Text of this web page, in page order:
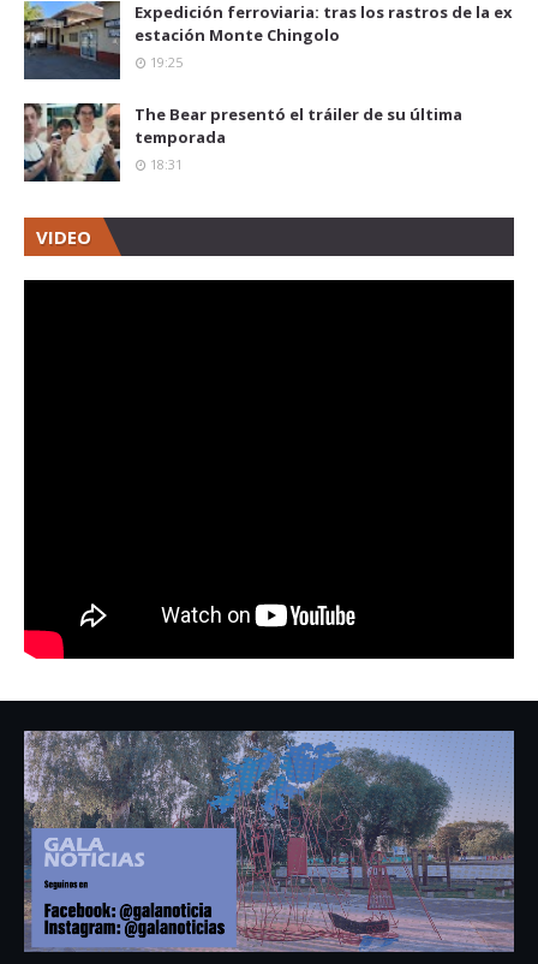
Expedición ferroviaria: tras los rastros de la ex
estación Monte Chingolo
19:25
The Bear presentó el tráiler de su última
temporada
18:31
VIDEO